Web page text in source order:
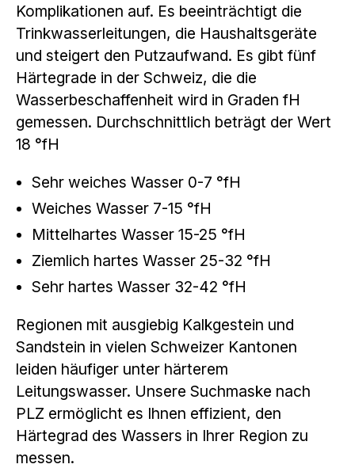
Komplikationen auf. Es beeinträchtigt die
Trinkwasserleitungen, die Haushaltsgeräte
und steigert den Putzaufwand. Es gibt fünf
Härtegrade in der Schweiz, die die
Wasserbeschaffenheit wird in Graden fH
gemessen. Durchschnittlich beträgt der Wert
18 °fH
Sehr weiches Wasser 0-7 °fH
Weiches Wasser 7-15 °fH
Mittelhartes Wasser 15-25 °fH
Ziemlich hartes Wasser 25-32 °fH
Sehr hartes Wasser 32-42 °fH
Regionen mit ausgiebig Kalkgestein und
Sandstein in vielen Schweizer Kantonen
leiden häufiger unter härterem
Leitungswasser. Unsere Suchmaske nach
PLZ ermöglicht es Ihnen effizient, den
Härtegrad des Wassers in Ihrer Region zu
messen.